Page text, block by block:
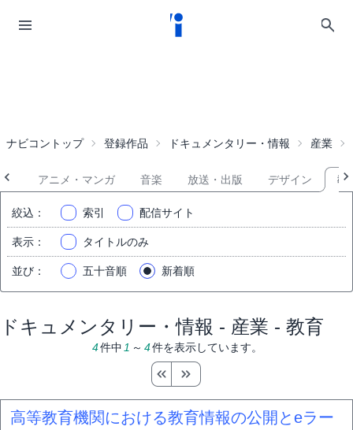
ナビコントップ 登録作品 ドキュメンタリー・情報 産業
アニメ・マンガ 音楽 放送・出版 デザイン 教
絞込 ： 索引 配信サイト
表示 ： タイトルのみ
並び ： 五十音順 新着順
ドキュメンタリー・情報 - 産業 - 教育
4件中 1 ～ 4件を表示しています。
高等教育機関における教育情報の公開とeラー